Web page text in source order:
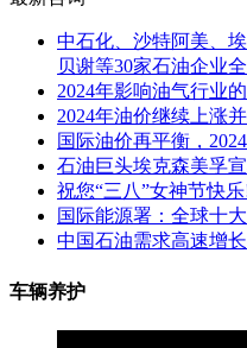
中石化、沙特阿美、
贝谢等30家石油企业
2024年影响油气行业
2024年油价继续上涨
国际油价再平衡，
石油巨头埃克森美孚宣
祝您“三八”女神节快
国际能源署：全球十
中国石油需求高速增
车辆养护